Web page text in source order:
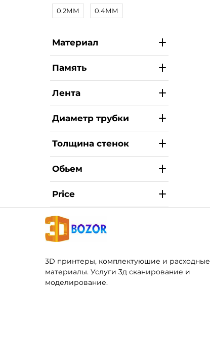
0.2ММ 0.4ММ
Материал
Память
Лента
Диаметр трубки
Толщина стенок
Обьем
Price
3D принтеры, комплектуюшие и расходные
материалы. Услуги 3д сканирование и
моделирование.